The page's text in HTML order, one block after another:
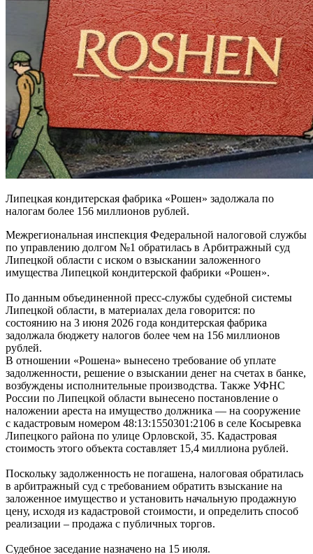
Липецкая кондитерская фабрика «Рошен» задолжала по
налогам более 156 миллионов рублей.
Межрегиональная инспекция Федеральной налоговой службы
по управлению долгом №1 обратилась в Арбитражный суд
Липецкой области с иском о взыскании заложенного
имущества Липецкой кондитерской фабрики «Рошен».
По данным объединенной пресс-службы судебной системы
Липецкой области, в материалах дела говорится: по
состоянию на 3 июня 2026 года кондитерская фабрика
задолжала бюджету налогов более чем на 156 миллионов
рублей.
В отношении «Рошена» вынесено требование об уплате
задолженности, решение о взыскании денег на счетах в банке,
возбуждены исполнительные производства. Также УФНС
России по Липецкой области вынесено постановление о
наложении ареста на имущество должника — на сооружение
с кадастровым номером 48:13:1550301:2106 в селе Косыревка
Липецкого района по улице Орловской, 35. Кадастровая
стоимость этого объекта составляет 15,4 миллиона рублей.
Поскольку задолженность не погашена, налоговая обратилась
в арбитражный суд с требованием обратить взыскание на
заложенное имущество и установить начальную продажную
цену, исходя из кадастровой стоимости, и определить способ
реализации – продажа с публичных торгов.
Судебное заседание назначено на 15 июля.